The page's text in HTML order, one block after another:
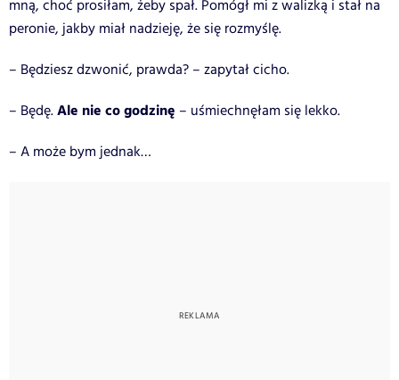
mną, choć prosiłam, żeby spał. Pomógł mi z walizką i stał na
peronie, jakby miał nadzieję, że się rozmyślę.
– Będziesz dzwonić, prawda? – zapytał cicho.
– Będę.Ale nie co godzinę – uśmiechnęłam się lekko.
– A może bym jednak…